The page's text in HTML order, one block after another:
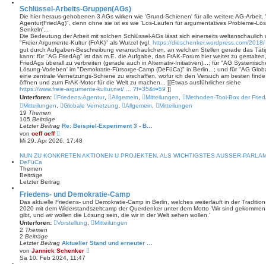
e
i
a
g
Schlüssel-Arbeits-Gruppen(AGs)
Die hier heraus-gehobenen 3 AGs wirken wie 'Grund-Schienen' für alle weitere AG-
Agentur(FriedAg)", denn ohne sie ist es wie 'Los-Laufen für argumentatives Probleme-
Senkeln'...
Die Bedeutung der Arbeit mit solchen Schlüssel-AGs lässt sich einerseits
"Freier Argumente-Kultur (FrAK)" als Wurzel (vgl. https://dieschenker.wordpress.com/
gut durch Aufgaben-Beschreibung veranschaulichen, an welchen Stellen gerade das
kann: für "AG FriedAg" ist das m.E. die Aufgabe, das FrAK-Forum hier weiter zu
FriedAgs überall zu verbreiten (gerade auch in Alternativ-Initiativen)...; für "AG
Lösung-Vorleben' im "Demokratie-Fürsorge-Camp (DeFüCa)" in Berlin...; und für "AG
eine zentrale Vernetzungs-Schiene zu erschaffen, wofür ich den Versuch am besten
öffnen und zum FrAK-Motor für die Welt zu machen... [[Etwas ausführlicher siehe
https://www.freie-argumente-kultur.net/ ... ?f=35&t=59 ]]
Unterforen:
Friedens-Agentur, Allgemein Mitteilungen
Methoden-Tool-Box der
Mitteilungen
Globale Vernetzung Allgemein
Mitteilungen
19 Themen
105 Beiträge
Letzter Beitrag Re: Beispiel-Experiment 3 - B…
von oeff oeff
e
u
s
t
r
a
g
Mi 29. Apr 2026, 17:48
NUN ZU KONKRETEN AKTIONEN U PROJEKTEN, ALS WICHTIGSTES AUSSER-
DeFüCa
Themen
Beiträge
Letzter Beitrag
Friedens- und Demokratie-Camp
Das aktuelle Friedens- und Demokratie-Camp in Berlin, welches weiterläuft in der
2020 mit dem Widerstandszeltcamp der Querdenker unter dem Motto 'Wir sind
gibt, und wir wollen die Lösung sein, die wir in der Welt sehen wollen.'
Unterforen:
Vorstellung
Mitteilungen
2 Themen
2 Beiträge
Letzter Beitrag Aktueller Stand und erneuter …
von Jannick Schenker
Sa 10. Feb 2024, 11:47